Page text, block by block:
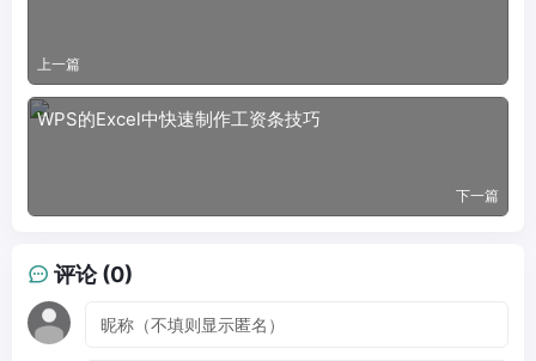
上一篇
WPS的Excel中快速制作工资条技巧
下一篇
评论 (0)